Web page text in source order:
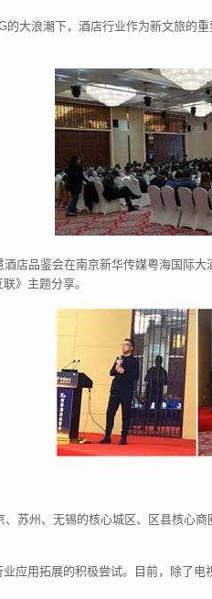
大浪潮下，酒店行业作为新文旅
店品鉴会在南京新华传媒粤海国
》主题分享。
苏州、无锡的核心城区、区县核心
应用拓展的积极尝试。目前，除了